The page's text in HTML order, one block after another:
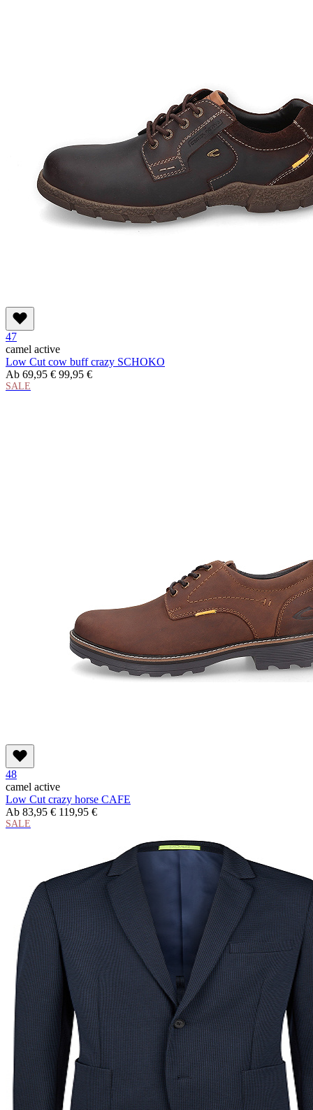
47
camel active
Low Cut cow buff crazy SCHOKO
Ab 69,95 € 99,95 €
SALE
48
camel active
Low Cut crazy horse CAFE
Ab 83,95 € 119,95 €
SALE